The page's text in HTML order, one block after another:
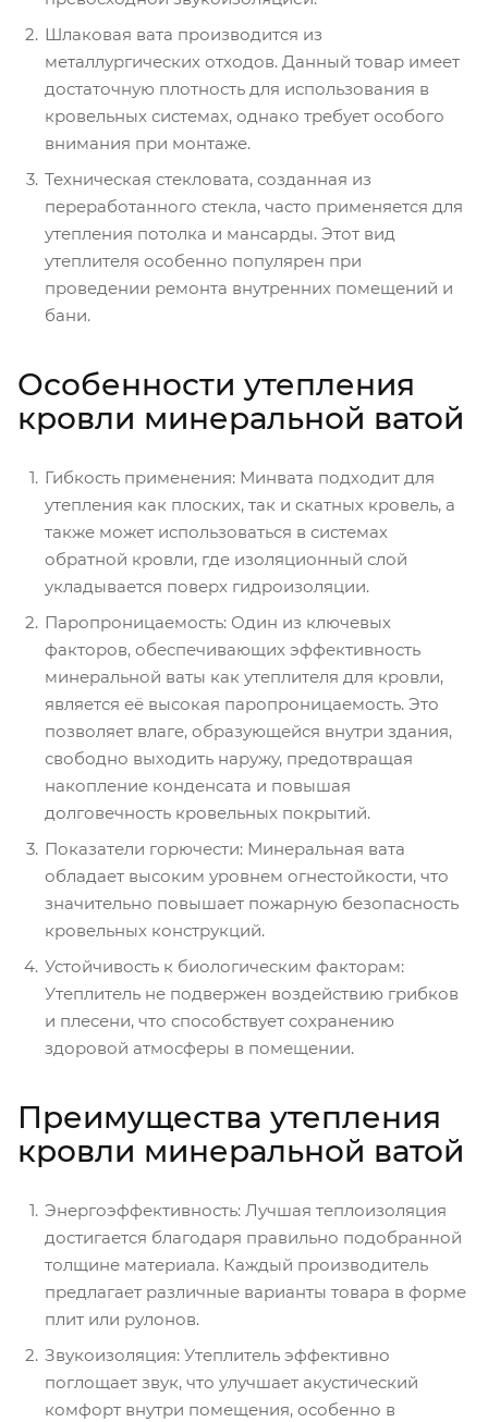
Шлаковая вата производится из
металлургических отходов. Данный товар имеет
достаточную плотность для использования в
кровельных системах, однако требует особого
внимания при монтаже.
Техническая стекловата, созданная из
переработанного стекла, часто применяется для
утепления потолка и мансарды. Этот вид
утеплителя особенно популярен при
проведении ремонта внутренних помещений и
бани.
Особенности утепления
кровли минеральной ватой
Гибкость применения: Минвата подходит для
утепления как плоских, так и скатных кровель, а
также может использоваться в системах
обратной кровли, где изоляционный слой
укладывается поверх гидроизоляции.
Паропроницаемость: Один из ключевых
факторов, обеспечивающих эффективность
минеральной ваты как утеплителя для кровли,
является её высокая паропроницаемость. Это
позволяет влаге, образующейся внутри здания,
свободно выходить наружу, предотвращая
накопление конденсата и повышая
долговечность кровельных покрытий.
Показатели горючести: Минеральная вата
обладает высоким уровнем огнестойкости, что
значительно повышает пожарную безопасность
кровельных конструкций.
Устойчивость к биологическим факторам:
Утеплитель не подвержен воздействию грибков
и плесени, что способствует сохранению
здоровой атмосферы в помещении.
Преимущества утепления
кровли минеральной ватой
Энергоэффективность: Лучшая теплоизоляция
достигается благодаря правильно подобранной
толщине материала. Каждый производитель
предлагает различные варианты товара в форме
плит или рулонов.
Звукоизоляция: Утеплитель эффективно
поглощает звук, что улучшает акустический
комфорт внутри помещения, особенно в